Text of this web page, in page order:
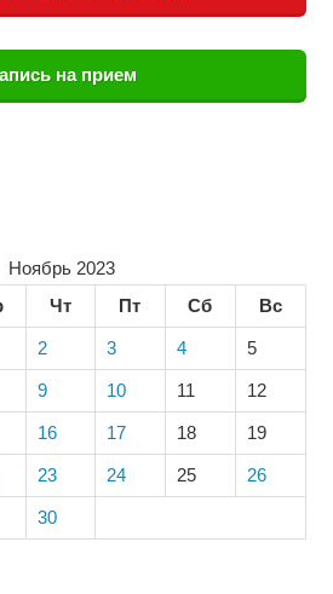
на прием
Ноябрь 2023
Чт Пт Сб Вс
2 3 4 5
9 10 11 12
16 17 18 19
23 24 25 26
30